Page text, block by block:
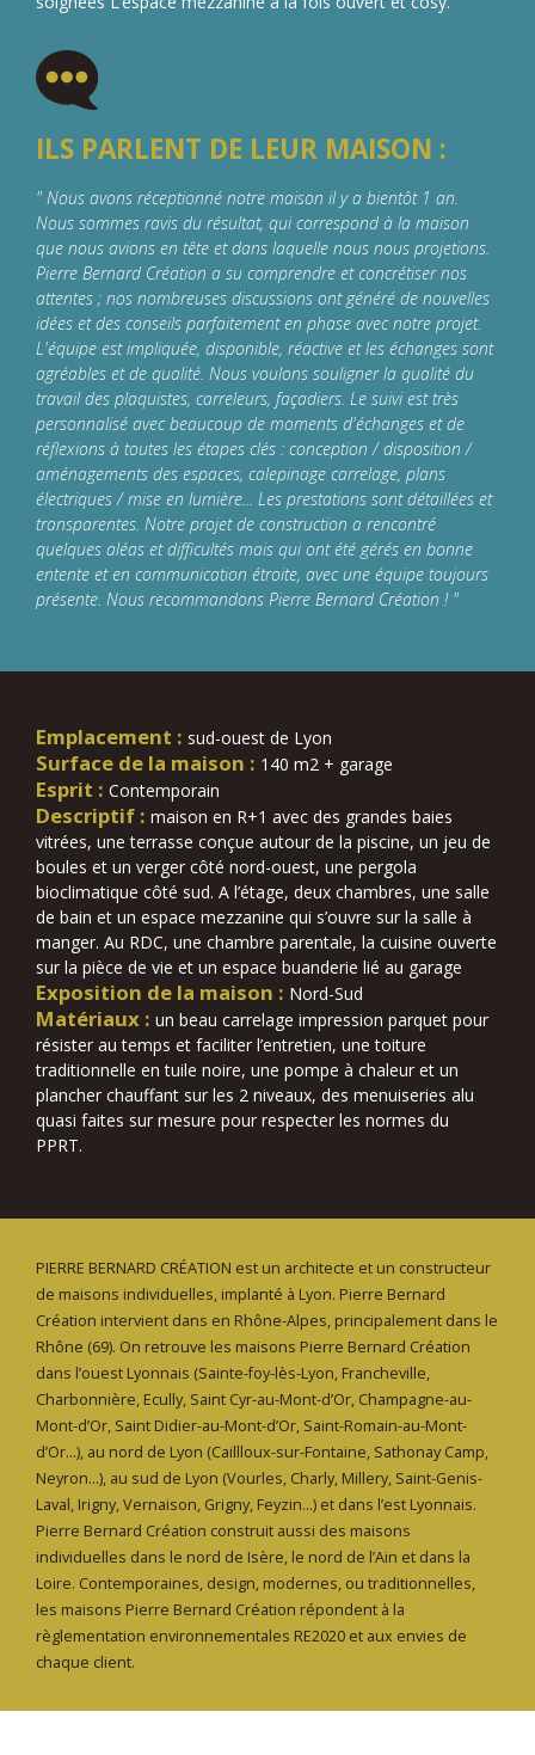
ILS PARLENT DE LEUR MAISON :
" Nous avons réceptionné notre maison il y a bientôt 1 an.
Nous sommes ravis du résultat, qui correspond à la maison
que nous avions en tête et dans laquelle nous nous projetions.
Pierre Bernard Création a su comprendre et concrétiser nos
attentes ; nos nombreuses discussions ont généré de nouvelles
idées et des conseils parfaitement en phase avec notre projet.
L'équipe est impliquée, disponible, réactive et les échanges sont
agréables et de qualité. Nous voulons souligner la qualité du
travail des plaquistes, carreleurs, façadiers. Le suivi est très
personnalisé avec beaucoup de moments d'échanges et de
réflexions à toutes les étapes clés : conception / disposition /
aménagements des espaces, calepinage carrelage, plans
électriques / mise en lumière... Les prestations sont détaillées et
transparentes. Notre projet de construction a rencontré
quelques aléas et difficultés mais qui ont été gérés en bonne
entente et en communication étroite, avec une équipe toujours
présente. Nous recommandons Pierre Bernard Création ! "
Emplacement : sud-ouest de Lyon
Surface de la maison : 140 m2 + garage
Esprit : Contemporain
Descriptif : maison en R+1 avec des grandes baies
vitrées, une terrasse conçue autour de la piscine, un jeu de
boules et un verger côté nord-ouest, une pergola
bioclimatique côté sud. A l’étage, deux chambres, une salle
de bain et un espace mezzanine qui s’ouvre sur la salle à
manger. Au RDC, une chambre parentale, la cuisine ouverte
sur la pièce de vie et un espace buanderie lié au garage
Exposition de la maison : Nord-Sud
Matériaux : un beau carrelage impression parquet pour
résister au temps et faciliter l’entretien, une toiture
traditionnelle en tuile noire, une pompe à chaleur et un
plancher chauffant sur les 2 niveaux, des menuiseries alu
quasi faites sur mesure pour respecter les normes du
PPRT.
PIERRE BERNARD CRÉATION est un architecte et un constructeur
de maisons individuelles, implanté à Lyon. Pierre Bernard
Création intervient dans en Rhône-Alpes, principalement dans le
Rhône (69). On retrouve les maisons Pierre Bernard Création
dans l’ouest Lyonnais (Sainte-foy-lès-Lyon, Francheville,
Charbonnière, Ecully, Saint Cyr-au-Mont-d’Or, Champagne-au-
Mont-d’Or, Saint Didier-au-Mont-d’Or, Saint-Romain-au-Mont-
d’Or…), au nord de Lyon (Caillloux-sur-Fontaine, Sathonay Camp,
Neyron…), au sud de Lyon (Vourles, Charly, Millery, Saint-Genis-
Laval, Irigny, Vernaison, Grigny, Feyzin…) et dans l’est Lyonnais.
Pierre Bernard Création construit aussi des maisons
individuelles dans le nord de Isère, le nord de l’Ain et dans la
Loire. Contemporaines, design, modernes, ou traditionnelles,
les maisons Pierre Bernard Création répondent à la
règlementation environnementales RE2020 et aux envies de
chaque client.